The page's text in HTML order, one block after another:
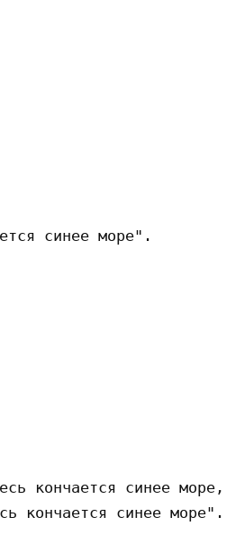
синее море".
кончается синее море,